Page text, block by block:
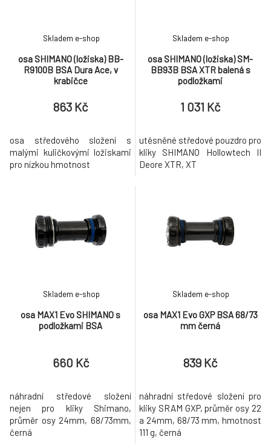
osa SHIMANO (ložiska) BB-
R9100B BSA Dura Ace, v
krabičce
Skladem e-shop
863 Kč
osa středového složení s
malými kuličkovými ložiskami
pro nízkou hmotnost
osa SHIMANO (ložiska) SM-
BB93B BSA XTR balená s
podložkami
Skladem e-shop
1 031 Kč
utěsněné středové pouzdro pro
kliky SHIMANO Hollowtech II
Deore XTR, XT
osa MAX1 Evo SHIMANO s
podložkami BSA
Skladem e-shop
660 Kč
náhradní středové složení
nejen pro kliky Shimano,
průměr osy 24mm, 68/73mm,
černá
osa MAX1 Evo GXP BSA 68/73
mm černá
Skladem e-shop
839 Kč
náhradní středové složení pro
kliky SRAM GXP, průměr osy 22
a 24mm, 68/73 mm, hmotnost
111 g, černá